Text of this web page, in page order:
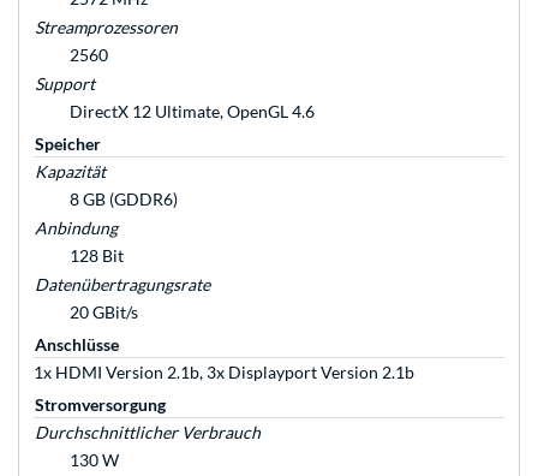
Streamprozessoren
2560
Support
DirectX 12 Ultimate, OpenGL 4.6
Speicher
Kapazität
8 GB (GDDR6)
Anbindung
128 Bit
Datenübertragungsrate
20 GBit/s
Anschlüsse
1x HDMI Version 2.1b, 3x Displayport Version 2.1b
Stromversorgung
Durchschnittlicher Verbrauch
130 W